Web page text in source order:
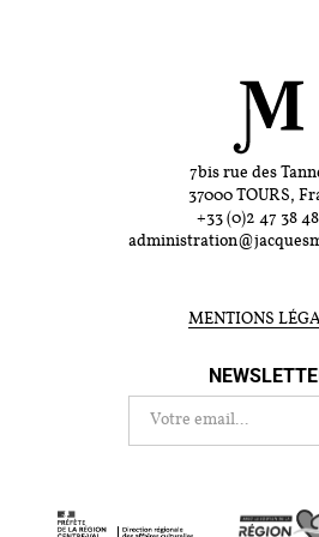
7bis rue des
37000 TOURS,
+33 (0)2 47 38
MENTIONS